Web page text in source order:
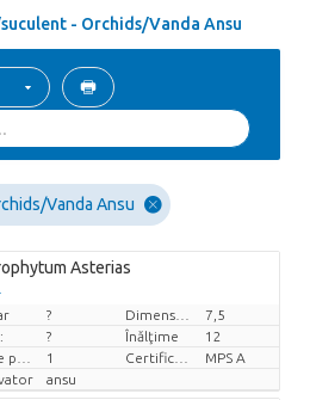
- Orchids/Vanda Ansu
Vanda Ansu
Asterias
bucata
?
7,5
? Înălţime
12
1
MPS A
ansu